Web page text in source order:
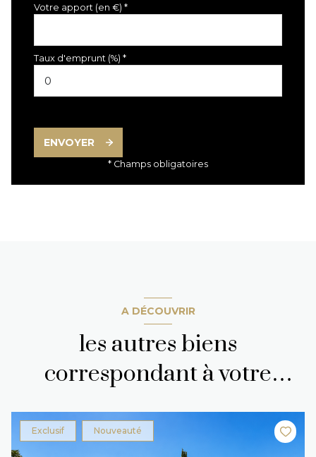
Votre apport (en €) *
Taux d'emprunt (%) *
ENVOYER
* Champs obligatoires
A DÉCOUVRIR
les autres biens
correspondant à votre
recherche
Exclusif Nouveauté